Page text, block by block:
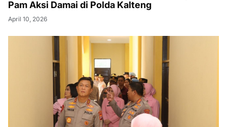
Pam Aksi Damai di Polda Kalteng
April 10, 2026